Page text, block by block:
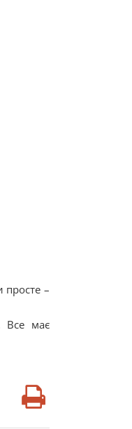
просте –
Все має